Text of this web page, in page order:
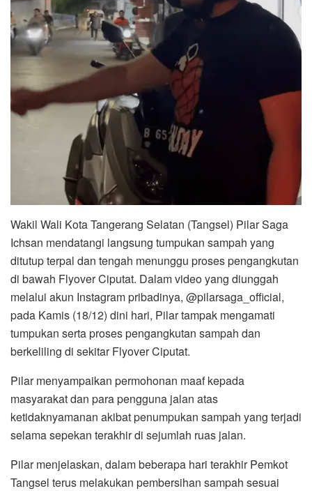
Wakil Wali Kota Tangerang Selatan (Tangsel) Pilar Saga
Ichsan mendatangi langsung tumpukan sampah yang
ditutup terpal dan tengah menunggu proses pengangkutan
di bawah Flyover Ciputat. Dalam video yang diunggah
melalui akun Instagram pribadinya, @pilarsaga_official,
pada Kamis (18/12) dini hari, Pilar tampak mengamati
tumpukan serta proses pengangkutan sampah dan
berkeliling di sekitar Flyover Ciputat.
Pilar menyampaikan permohonan maaf kepada
masyarakat dan para pengguna jalan atas
ketidaknyamanan akibat penumpukan sampah yang terjadi
selama sepekan terakhir di sejumlah ruas jalan.
Pilar menjelaskan, dalam beberapa hari terakhir Pemkot
Tangsel terus melakukan pembersihan sampah sesuai